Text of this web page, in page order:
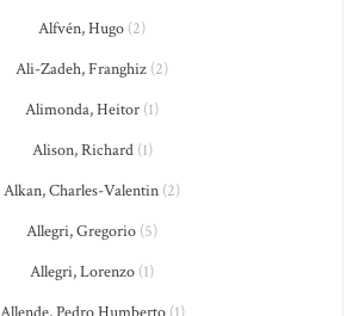
Alfvén, Hugo (2)
Ali-Zadeh, Franghiz (2)
Alimonda, Heitor (1)
Alison, Richard(1)
Alkan, Charles-Valentin (2)
Allegri, Gregorio (5)
Allegri, Lorenzo (1)